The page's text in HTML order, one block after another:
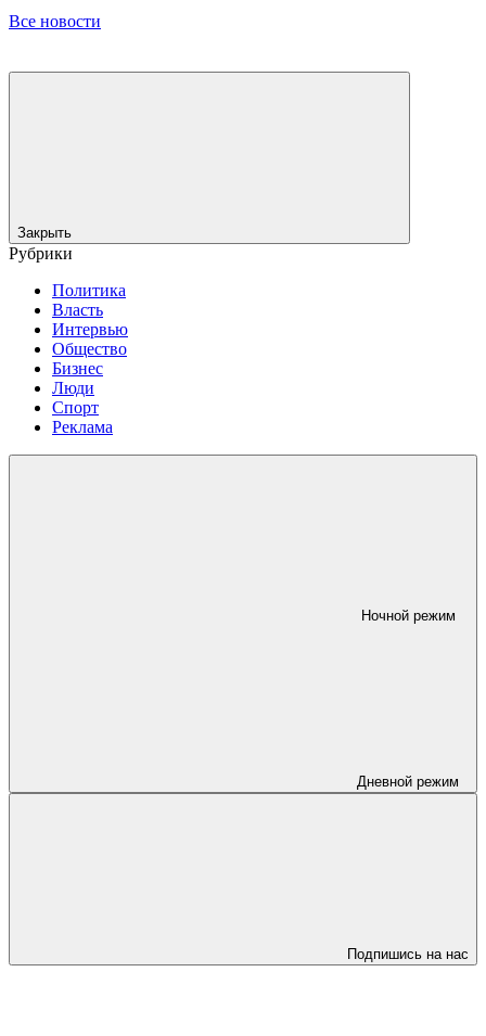
Все новости
Закрыть
Рубрики
Политика
Власть
Интервью
Общество
Бизнес
Люди
Спорт
Реклама
Ночной режим
Дневной режим
Подпишись на нас